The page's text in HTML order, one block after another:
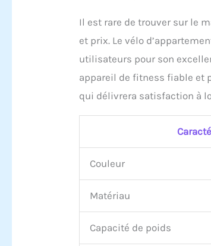
Il est rare de trouver sur le
et prix. Le vélo
utilisateurs pour son
appareil de fitness fiable et
qui délivrera satisfaction à
Couleur
Matériau
Capacité de poids